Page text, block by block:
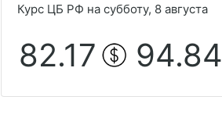
Курс ЦБ РФ на субботу, 8 августа
82.17 94.84